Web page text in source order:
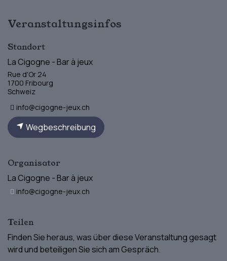
Veranstaltungsinfos
Standort
La Cigogne - Bar à jeux
Rue d'Or 24
1700 Fribourg
Schweiz
info@cigogne-jeux.ch
Wegbeschreibung
Organisator
La Cigogne - Bar à jeux
info@cigogne-jeux.ch
Teilen
Finden Sie heraus, was über diese Veranstaltung gesagt
wird und beteiligen Sie sich am Gespräch.